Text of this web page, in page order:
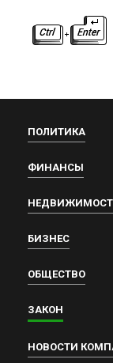
ПОЛИТИКА
ФИНАНСЫ
БИЗНЕС
ОБЩЕСТВО
ЗАКОН
НОВОСТИ